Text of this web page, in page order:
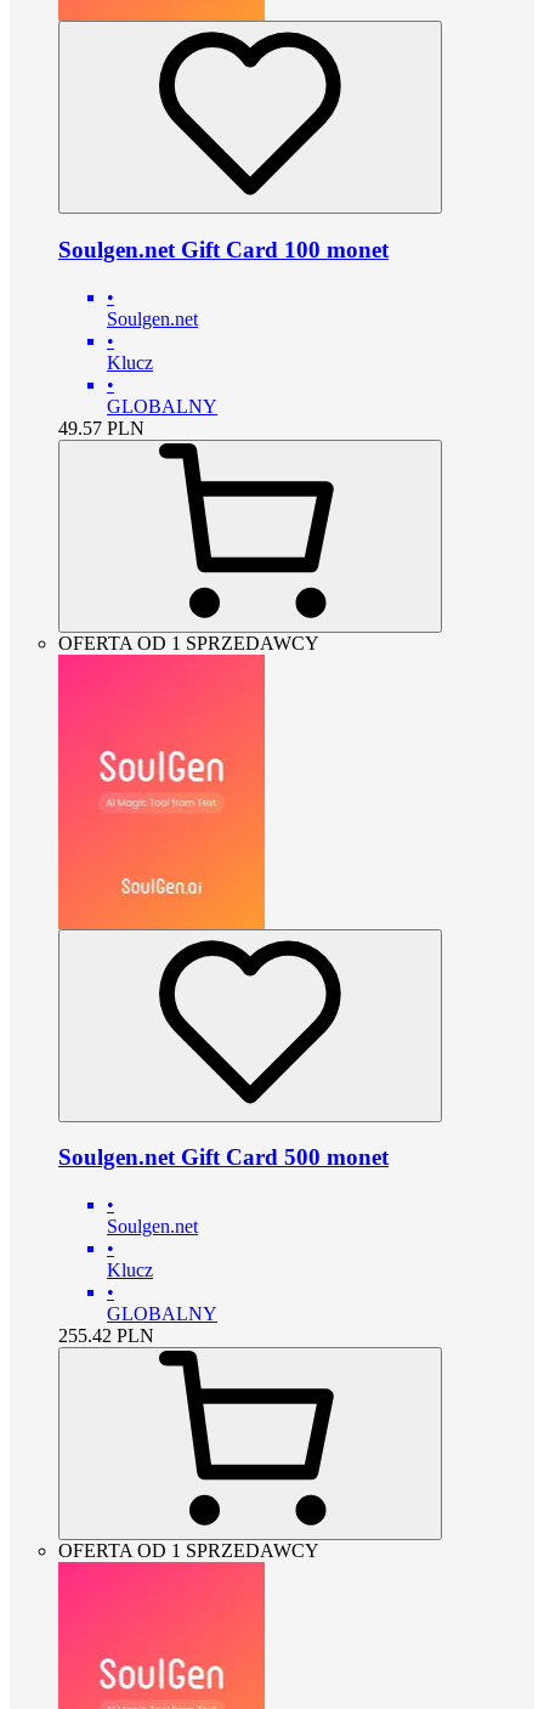
Soulgen.net Gift Card 100 monet
•
Soulgen.net
•
Klucz
•
GLOBALNY
49.57 PLN
OFERTA OD 1 SPRZEDAWCY
Soulgen.net Gift Card 500 monet
•
Soulgen.net
•
Klucz
•
GLOBALNY
255.42 PLN
OFERTA OD 1 SPRZEDAWCY